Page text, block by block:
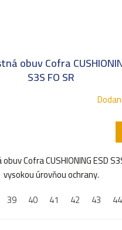
obuv Cofra
S3S FO SR
Cofra CUSHIONING ESD
vysokou úrovňou ochrany.
39 40 41 42 43 44